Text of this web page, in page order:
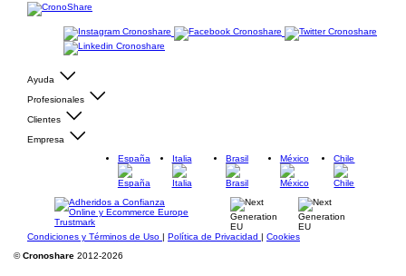
Ayuda
Profesionales
Clientes
Empresa
España
Italia Brasil México Chile
Condiciones y Términos de Uso | Política de Privacidad | Cookies
©Cronoshare 2012-2026